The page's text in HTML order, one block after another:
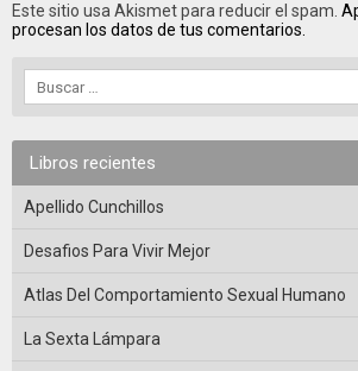
Este sitio usa Akismet para reducir el spam.
procesan los datos de tus comentarios.
Libros recientes
Apellido Cunchillos
Desafios Para Vivir Mejor
Atlas Del Comportamiento Sexual Humano
La Sexta Lámpara